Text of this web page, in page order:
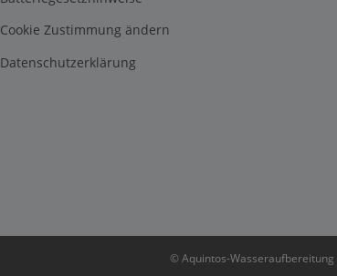
Cookie Zustimmung ändern
Datenschutzerklärung
© Aquintos-Wasseraufbereitung